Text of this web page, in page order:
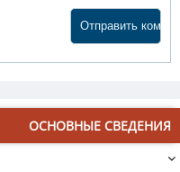
ОСНОВНЫЕ СВЕДЕНИЯ